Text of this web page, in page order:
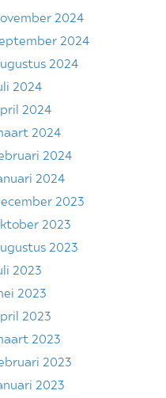
2024
2024
2024
2024
2024
2024
2024
2024
2023
2023
2023
2023
2023
2023
2023
2023
2023